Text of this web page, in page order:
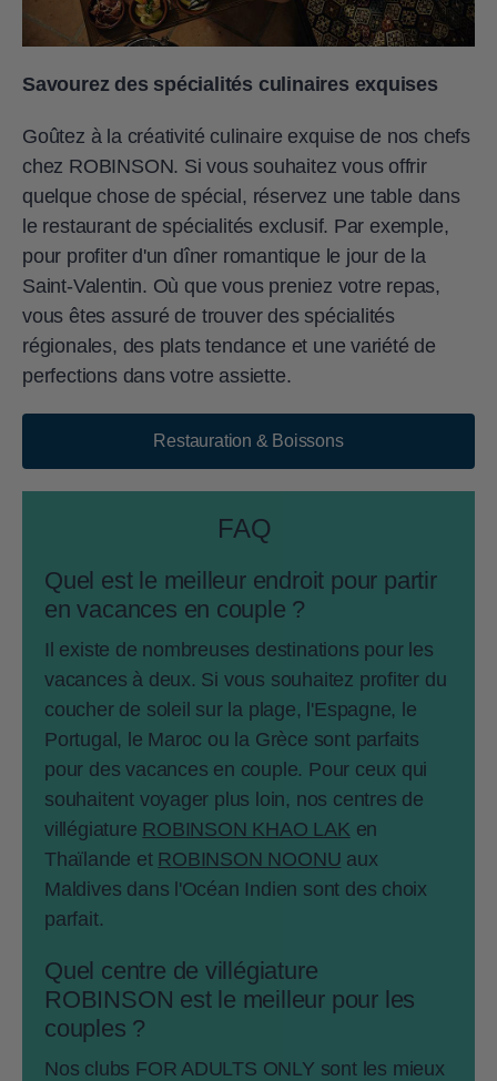
Savourez des spécialités culinaires exquises
Goûtez à la créativité culinaire exquise de nos chefs
chez ROBINSON. Si vous souhaitez vous offrir
quelque chose de spécial, réservez une table dans
le restaurant de spécialités exclusif. Par exemple,
pour profiter d'un dîner romantique le jour de la
Saint-Valentin. Où que vous preniez votre repas,
vous êtes assuré de trouver des spécialités
régionales, des plats tendance et une variété de
perfections dans votre assiette.
Restauration & Boissons
FAQ
Quel est le meilleur endroit pour partir
en vacances en couple ?
Il existe de nombreuses destinations pour les
vacances à deux. Si vous souhaitez profiter du
coucher de soleil sur la plage, l'Espagne, le
Portugal, le Maroc ou la Grèce sont parfaits
pour des vacances en couple. Pour ceux qui
souhaitent voyager plus loin, nos centres de
villégiature ROBINSON KHAO LAK en
Thaïlande et ROBINSON NOONU aux
Maldives dans l'Océan Indien sont des choix
parfait.
Quel centre de villégiature
ROBINSON est le meilleur pour les
couples ?
Nos clubs FOR ADULTS ONLY sont les mieux